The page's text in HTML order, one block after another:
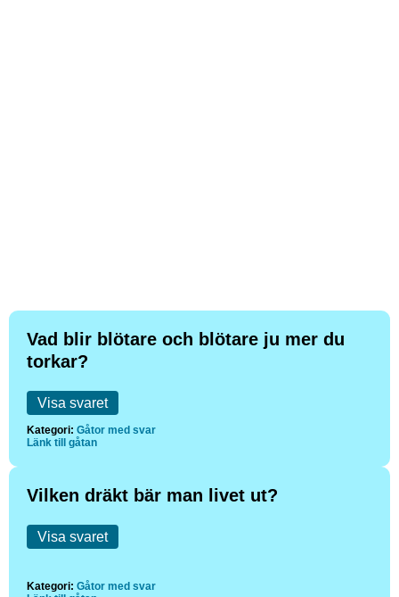
Vad blir blötare och blötare ju mer du
torkar?
Visa svaret
Kategori: Gåtor med svar
Länk till gåtan
Vilken dräkt bär man livet ut?
Visa svaret
Kategori: Gåtor med svar